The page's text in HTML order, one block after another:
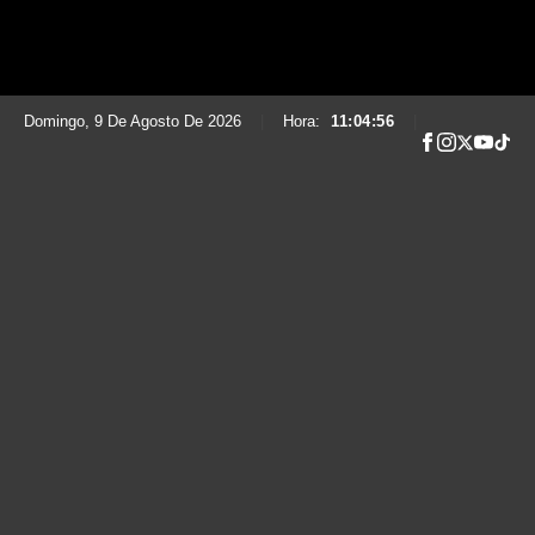
Domingo, 9 De Agosto De 2026 Hora: 11:04:58